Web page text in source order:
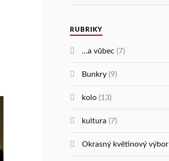
RUBRIKY
…a vůbec (7)
Bunkry (9)
kolo (13)
kultura (7)
Okrasný květinový výbor